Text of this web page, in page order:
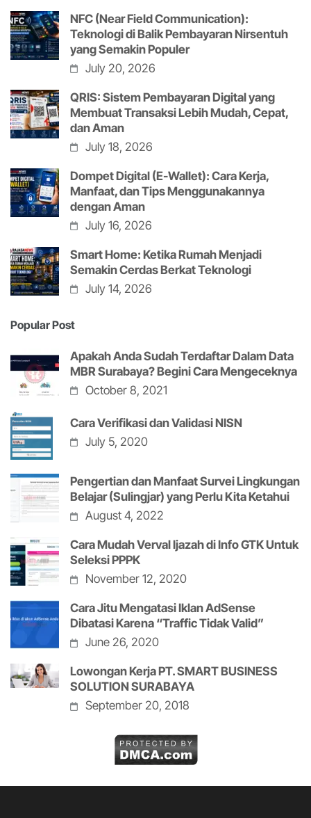
NFC (Near Field Communication):
Teknologi di Balik Pembayaran Nirsentuh
yang Semakin Populer
July 20, 2026
QRIS: Sistem Pembayaran Digital yang
Membuat Transaksi Lebih Mudah, Cepat,
dan Aman
July 18, 2026
Dompet Digital (E-Wallet): Cara Kerja,
Manfaat, dan Tips Menggunakannya
dengan Aman
July 16, 2026
Smart Home: Ketika Rumah Menjadi
Semakin Cerdas Berkat Teknologi
July 14, 2026
Popular Post
Apakah Anda Sudah Terdaftar Dalam Data
MBR Surabaya? Begini Cara Mengeceknya
October 8, 2021
Cara Verifikasi dan Validasi NISN
July 5, 2020
Pengertian dan Manfaat Survei Lingkungan
Belajar (Sulingjar) yang Perlu Kita Ketahui
August 4, 2022
Cara Mudah Verval Ijazah di Info GTK Untuk
Seleksi PPPK
November 12, 2020
Cara Jitu Mengatasi Iklan AdSense
Dibatasi Karena “Traffic Tidak Valid”
June 26, 2020
Lowongan Kerja PT. SMART BUSINESS
SOLUTION SURABAYA
September 20, 2018